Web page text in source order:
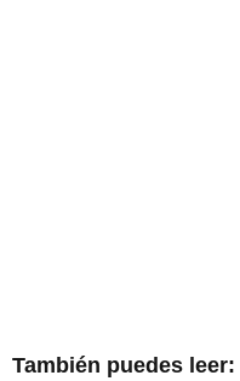
También puedes leer: